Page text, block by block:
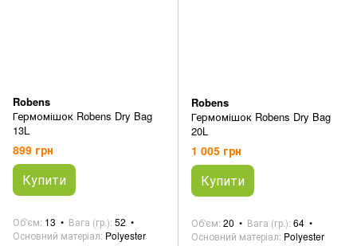
Robens
Гермомішок Robens Dry Bag
13L
899 грн
Купити
Об'єм 13 Вага (гр.) 52
Основний матеріал Polyester
Robens
Гермомішок Robens Dry Bag
20L
1 005 грн
Купити
Об'єм 20 Вага (гр.) 64
Основний матеріал Polyester